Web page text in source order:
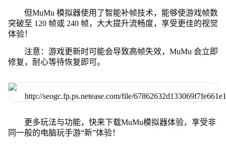
但MuMu 模拟器使用了智能补帧技术，能够使游戏帧数
突破至 120 帧或 240 帧，大大提升流畅度，享受更佳的视觉
体验！
注意：游戏更新时可能会导致高帧失效，MuMu 会立即
修复，耐心等待恢复即可。
更多玩法与功能，快来下载MuMu模拟器体验，享受非
同一般的电脑玩手游“新”体验！